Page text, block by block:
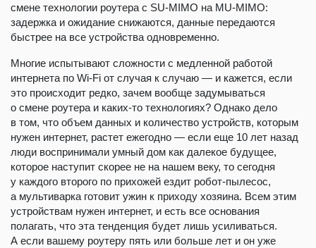
смене технологии роутера с SU-MIMO на MU-MIMO:
задержка и ожидание снижаются, данные передаются
быстрее на все устройства одновременно.
Многие испытывают сложности с медленной работой
интернета по Wi-Fi от случая к случаю — и кажется, если
это происходит редко, зачем вообще задумываться
о смене роутера и каких-то технологиях? Однако дело
в том, что объем данных и количество устройств, которым
нужен интернет, растет ежегодно — если еще 10 лет назад
люди воспринимали умный дом как далекое будущее,
которое наступит скорее не на нашем веку, то сегодня
у каждого второго по прихожей ездит робот-пылесос,
а мультиварка готовит ужин к приходу хозяина. Всем этим
устройствам нужен интернет, и есть все основания
полагать, что эта тенденция будет лишь усиливаться.
А если вашему роутеру пять или больше лет и он уже